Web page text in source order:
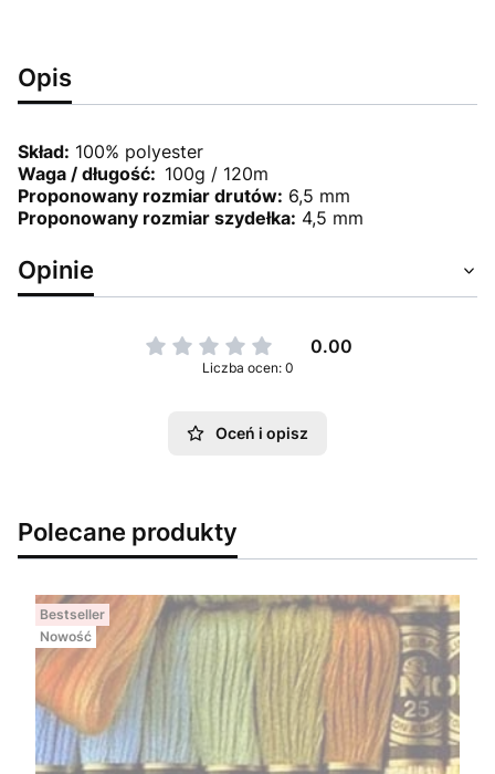
Opis
Skład: 100% polyester
Waga / długość: 100g / 120m
Proponowany rozmiar drutów: 6,5 mm
Proponowany rozmiar szydełka: 4,5 mm
Opinie
0.00
Liczba ocen: 0
Oceń i opisz
Polecane produkty
Bestseller
Nowość